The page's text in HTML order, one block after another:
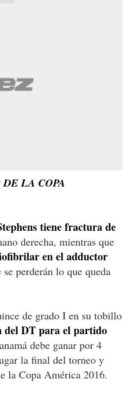
LA COPA
tiene fractura de
derecha, mientras que
en el adductor
perderán lo que queda
de grado I en su tobillo
del DT para el partido
debe ganar por 4
la final del torneo y
la Copa América 2016.